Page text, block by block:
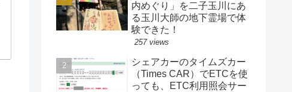
内めぐり」を二子玉川にあ
る玉川大師の地下霊場で体
験できた！
257 views
シェアカーのタイムズカー
（Times CAR）でETCを使
っても、ETC利用照会サー